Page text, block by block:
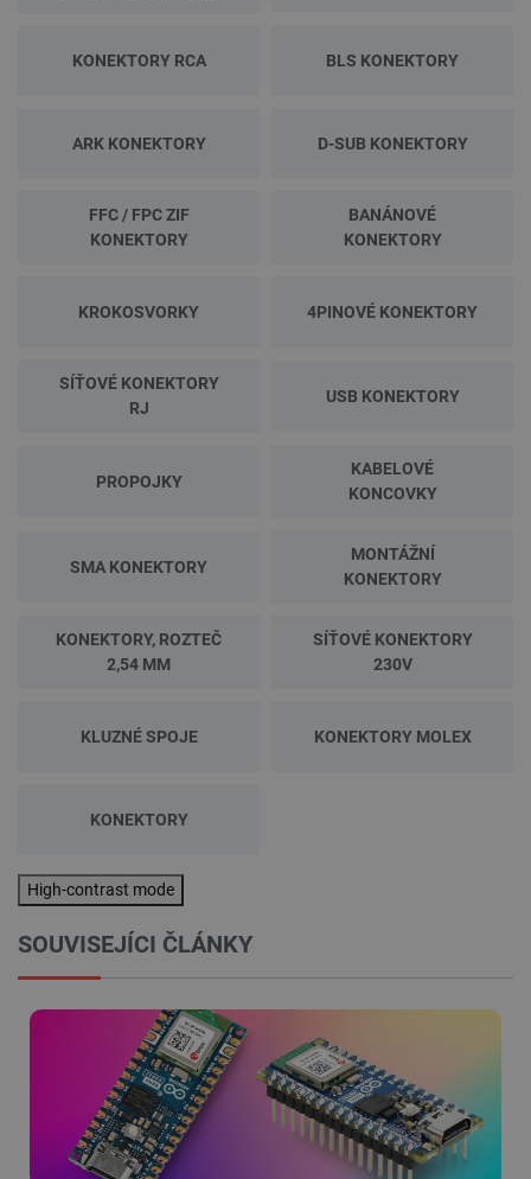
KONEKTORY RCA BLS KONEKTORY
ARK KONEKTORY D-SUB KONEKTORY
FFC / FPC ZIF
KONEKTORY
BANÁNOVÉ
KONEKTORY
KROKOSVORKY 4PINOVÉ KONEKTORY
SÍŤOVÉ KONEKTORY
RJ
USB KONEKTORY
PROPOJKY
KABELOVÉ
KONCOVKY
SMA KONEKTORY
MONTÁŽNÍ
KONEKTORY
KONEKTORY, ROZTEČ
2,54 MM
SÍŤOVÉ KONEKTORY
230V
KLUZNÉ SPOJE KONEKTORY MOLEX
KONEKTORY
High-contrast mode
SOUVISEJÍCI ČLÁNKY